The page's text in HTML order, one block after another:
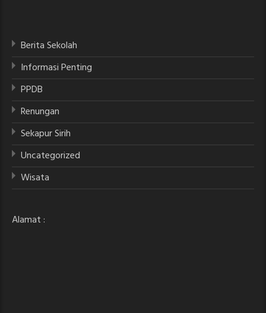
Berita Sekolah
Informasi Penting
PPDB
Renungan
Sekapur Sirih
Uncategorized
Wisata
Alamat :